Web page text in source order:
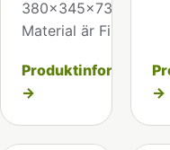
380x345x735 mm
Material är Finwell
Produktinformation
→
→